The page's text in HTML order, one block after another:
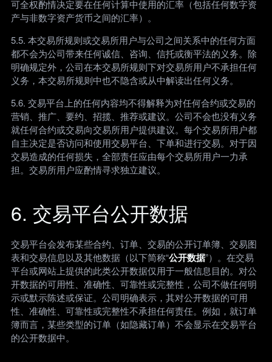
可全权酌情决定要在任何计算中使用的汇率（包括任何数字资
产与非数字资产货币之间的汇率）。
5.5. 本交易所规则或交易所用户与公司之间关系中的任何方面
都不会为公司带来任何诚信、咨询、信托或衡平法的义务。除
明确规定外，公司在本交易所规则下对交易所用户不承担任何
义务，本交易所规则中也不隐含或从中解读出任何义务。
5.6. 交易平台上的任何内容均不得解释为对任何合约或交易的
营销、推广、要约、招揽、推荐或建议。公司不会也没有义务
就任何合约或交易向交易所用户提供建议。每个交易所用户都
自主决定是否访问和使用交易平台、下单和进行交易。对于因
交易造成的任何损失，全部责任应由每个交易所用户一力承
担。交易所用户应酌情寻求独立建议。
6. 交易平台公开数据
交易平台会发布某些合约、订单、交易的公开订单簿、交易图
表和交易信息以及其他数据（以下简称“公开数据”）。在交易
平台或网站上提供的此类公开数据仅用于一般信息目的。对公
开数据的可用性、准确性、可靠性或完整性，公司不做任何明
示或默示陈述或保证。公司明确表示，其对公开数据的可用
性、准确性、可靠性或完整性不承担任何责任。例如，就订单
簿而言，某些类型的订单（如隐藏订单）不会显示在交易平台
的公开数据中。